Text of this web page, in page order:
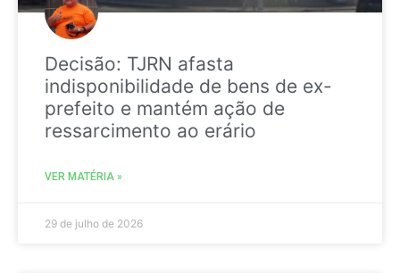
Decisão: TJRN afasta
indisponibilidade de bens de ex-
prefeito e mantém ação de
ressarcimento ao erário
VER MATÉRIA »
29 de julho de 2026